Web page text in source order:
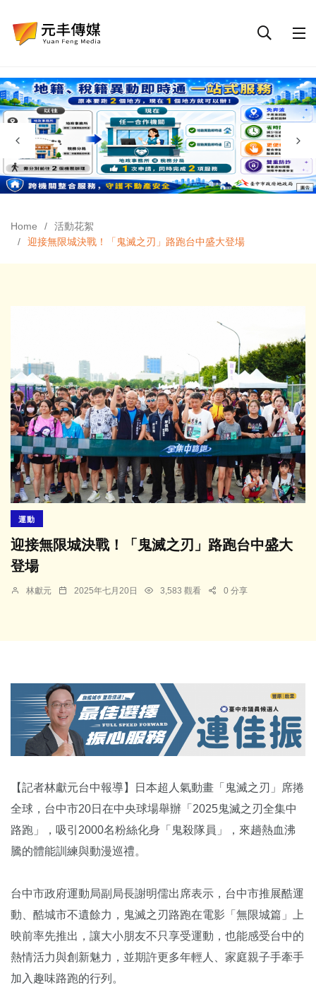
Home
活動花絮
迎接無限城決戰！「鬼滅之刃」路跑台中盛大登場
運動
迎接無限城決戰！「鬼滅之刃」路跑台中盛大
登場
林獻元 2025年七月20日 3,583 觀看 0 分享
【記者林獻元台中報導】日本超人氣動畫「鬼滅之刃」席捲
全球，台中市20日在中央球場舉辦「2025鬼滅之刃全集中
路跑」，吸引2000名粉絲化身「鬼殺隊員」，來趟熱血沸
騰的體能訓練與動漫巡禮。
台中市政府運動局副局長謝明儒出席表示，台中市推展酷運
動、酷城市不遺餘力，鬼滅之刃路跑在電影「無限城篇」上
映前率先推出，讓大小朋友不只享受運動，也能感受台中的
熱情活力與創新魅力，並期許更多年輕人、家庭親子手牽手
加入趣味路跑的行列。